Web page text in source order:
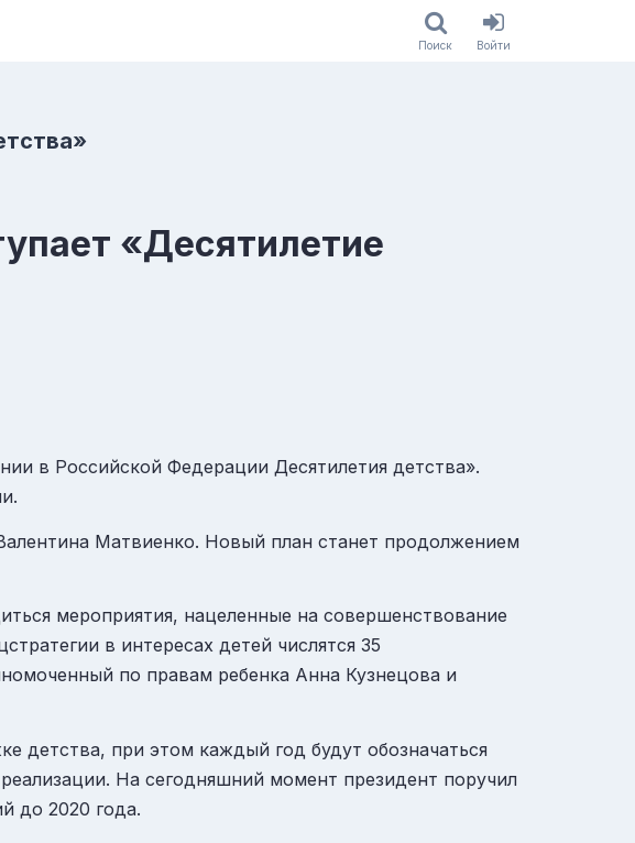
Поиск Войти
«Десятилетие
в Российской Федерации Десятилетия детства».
Матвиенко. Новый план станет продолжением
мероприятия, нацеленные на совершенствование
в интересах детей числятся 35
по правам ребенка Анна Кузнецова и
детства, при этом каждый год будут обозначаться
На сегодняшний момент президент поручил
до 2020 года.